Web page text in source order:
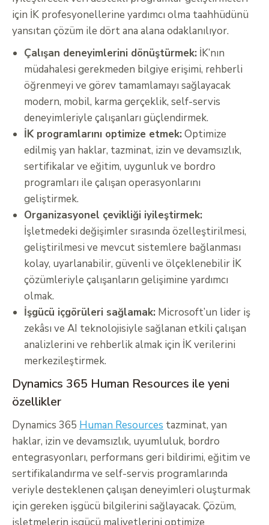
için İK profesyonellerine yardımcı olma taahhüdünü
yansıtan çözüm ile dört ana alana odaklanılıyor.
Çalışan deneyimlerini dönüştürmek: İK’nın
müdahalesi gerekmeden bilgiye erişimi, rehberli
öğrenmeyi ve görev tamamlamayı sağlayacak
modern, mobil, karma gerçeklik, self-servis
deneyimleriyle çalışanları güçlendirmek.
İK programlarını optimize etmek:Optimize
edilmiş yan haklar, tazminat, izin ve devamsızlık,
sertifikalar ve eğitim, uygunluk ve bordro
programları ile çalışan operasyonlarını
geliştirmek.
Organizasyonel çevikliği iyileştirmek:
İşletmedeki değişimler sırasında özelleştirilmesi,
geliştirilmesi ve mevcut sistemlere bağlanması
kolay, uyarlanabilir, güvenli ve ölçeklenebilir İK
çözümleriyle çalışanların gelişimine yardımcı
olmak.
İşgücü içgörüleri sağlamak: Microsoft’un lider iş
zekâsı ve AI teknolojisiyle sağlanan etkili çalışan
analizlerini ve rehberlik almak için İK verilerini
merkezileştirmek.
Dynamics 365 Human Resources ile yeni
özellikler
Dynamics 365 Human Resources tazminat, yan
haklar, izin ve devamsızlık, uyumluluk, bordro
entegrasyonları, performans geri bildirimi, eğitim ve
sertifikalandırma ve self-servis programlarında
veriyle desteklenen çalışan deneyimleri oluşturmak
için gereken işgücü bilgilerini sağlayacak. Çözüm,
işletmelerin işgücü maliyetlerini optimize